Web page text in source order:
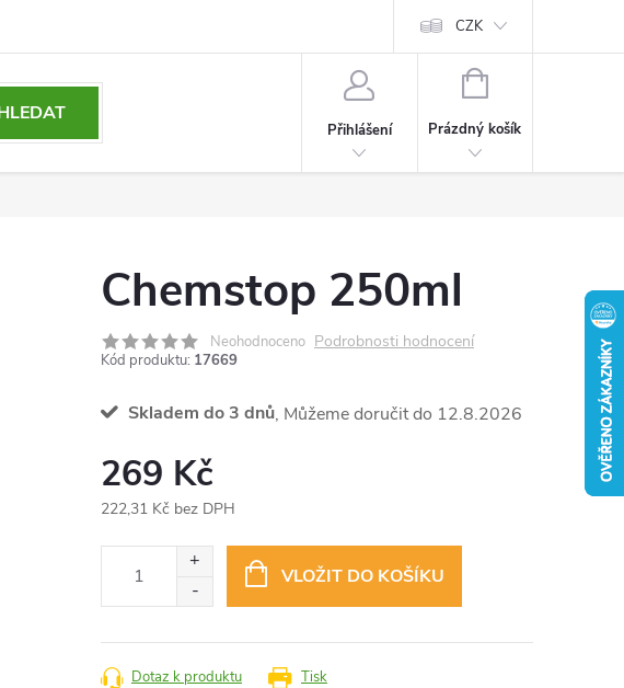
údajů CZK
Přihlášení
NÁKUPNÍ
Prázdný košík
Chemstop 250ml
Neohodnoceno Podrobnosti hodnocení
Kód produktu: 17669
Skladem do 3 dnů 12.8.2026
269 Kč
222,31 Kč bez DPH
VLOŽIT DO KOŠÍKU
Tisk
Dotaz k produktu